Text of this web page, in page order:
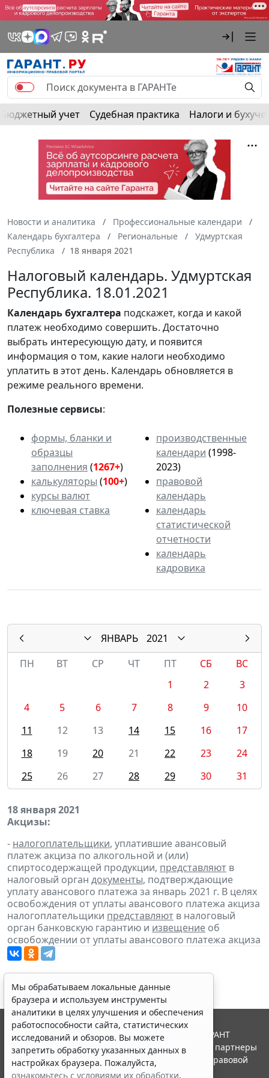
Бюджетный учет Судебная практика Налоги и
Новости и аналитика
Профессиональные календари
Календарь бухгалтера
Региональные
Удмуртская
Республика
18 января 2021
Налоговый календарь. Удмуртская
Республика. 18.01.2021
Календарьбухгалтера подскажет, когда и какой
платеж необходимо совершить. Достаточно
выбрать интересующую дату, и появится
информация о том, какие налоги необходимо
уплатить в этот день. Календарь обновляется в
режиме реального времени.
Полезные сервисы:
формы, бланки и
образцы
заполнения (1267+)
калькуляторы (100+)
курсы валют
ключевая ставка
производственные
календари (1998-
2023)
правовой
календарь
календарь
статистической
отчетности
календарь
кадровика
ЯНВАРЬ
2021
ПН
ВТ СР ЧТ ПТ СБ
ВС
1
2
3
4
5 6 7 8 9
10
11
12 13 14 15 16
17
18
19 20 21 22 23
24
25
26 27 28 29 30 31
18 января 2021
Акцизы:
- налогоплательщики, уплатившие авансовый
платеж акциза по алкогольной и (или)
спиртосодержащей продукции, представляют в
налоговый орган документы, подтверждающие
уплату авансового платежа за январь 2021 г. В целях
освобождения от уплаты авансового платежа акциза
налогоплательщики представляют в налоговый
орган банковскую гарантию и извещение об
освобождении от уплаты авансового платежа акциза
Мы обрабатываем локальные данные
браузера и используем инструменты
аналитики в целях улучшения и обеспечения
работоспособности сайта, статистических
исследований и обзоров. Вы можете
запретить обработку указанных данных в
настройках браузера. Пожалуйста,
ознакомьтесь с условиями их обработки.
© ООО "НПП "ГАРАНТ-СЕРВИС", 2026. Система ГАРАНТ
выпускается с 1990 года. Компания "Гарант" и ее партнеры
являются участниками Российской ассоциации правовой
информации ГАРАНТ.